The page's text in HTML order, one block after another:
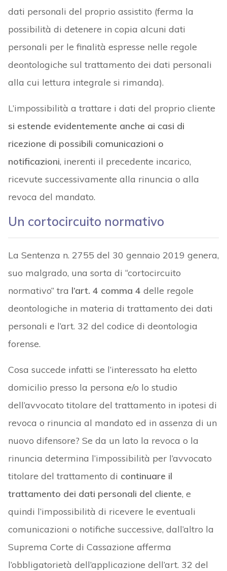
dati personali del proprio assistito (ferma la
possibilità di detenere in copia alcuni dati
personali per le finalità espresse nelle regole
deontologiche sul trattamento dei dati personali
alla cui lettura integrale si rimanda).
L’impossibilità a trattare i dati del proprio cliente
si estende evidentemente anche ai casi di
ricezione di possibili comunicazioni o
notificazioni, inerenti il precedente incarico,
ricevute successivamente alla rinuncia o alla
revoca del mandato.
Un cortocircuito normativo
La Sentenza n. 2755 del 30 gennaio 2019 genera,
suo malgrado, una sorta di “cortocircuito
normativo” tra l’art. 4 comma 4 delle regole
deontologiche in materia di trattamento dei dati
personali e l’art. 32 del codice di deontologia
forense.
Cosa succede infatti se l’interessato ha eletto
domicilio presso la persona e/o lo studio
dell’avvocato titolare del trattamento in ipotesi di
revoca o rinuncia al mandato ed in assenza di un
nuovo difensore? Se da un lato la revoca o la
rinuncia determina l’impossibilità per l’avvocato
titolare del trattamento di continuare il
trattamento dei dati personali del cliente, e
quindi l’impossibilità di ricevere le eventuali
comunicazioni o notifiche successive, dall’altro la
Suprema Corte di Cassazione afferma
l’obbligatorietà dell’applicazione dell’art. 32 del